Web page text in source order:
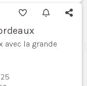
avec la grande